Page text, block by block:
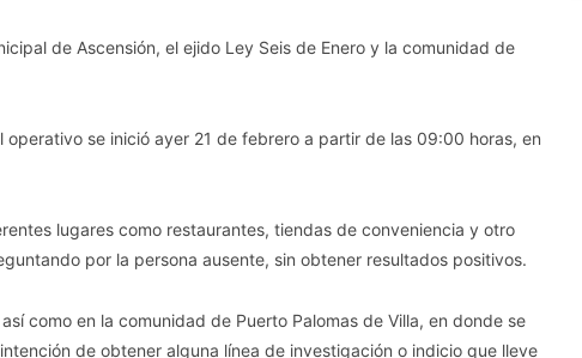
de Ascensión, el ejido Ley Seis de Enero y la comunidad de
se inició ayer 21 de febrero a partir de las 09:00 horas, en
lugares como restaurantes, tiendas de conveniencia y otro
por la persona ausente, sin obtener resultados positivos.
como en la comunidad de Puerto Palomas de Villa, en donde se
de obtener alguna línea de investigación o indicio que lleve